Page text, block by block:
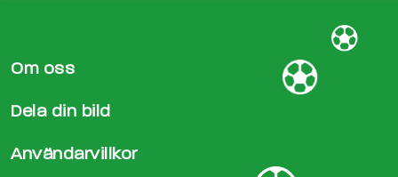
Om oss
Dela din bild
Användarvillkor